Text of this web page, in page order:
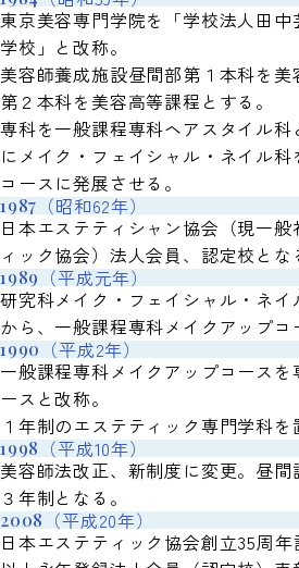
東京美容専門学院を「学校法人田
学校」と改称。
美容師養成施設昼間部第１本科を
第２本科を美容高等課程とする。
専科を一般課程専科ヘアスタイル
にメイク・フェイシャル・ネイル科
コースに発展させる。
1987（昭和62年）
日本エステティシャン協会（現一
ィック協会）法人会員、認定校とな
1989（平成元年）
研究科メイク・フェイシャル・ネイ
から、一般課程専科メイクアップコ
1990（平成2年）
一般課程専科メイクアップコースを
ースと改称。
１年制のエステティック専門学科を
1998（平成10年）
美容師法改正、新制度に変更。昼
３年制となる。
2008（平成20年）
日本エステティック協会創立35周